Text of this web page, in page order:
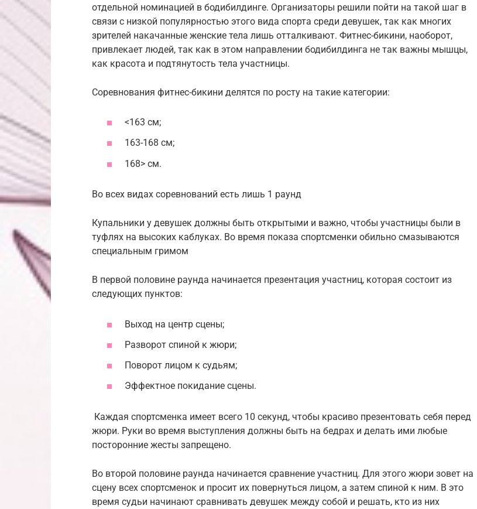
отдельной номинацией в бодибилдинге. Организаторы решили пойти на такой шаг в
связи с низкой популярностью этого вида спорта среди девушек, так как многих
зрителей накачанные женские тела лишь отталкивают. Фитнес-бикини, наоборот,
привлекает людей, так как в этом направлении бодибилдинга не так важны мышцы,
как красота и подтянутость тела участницы.
Соревнования фитнес-бикини делятся по росту на такие категории:
<163 см;
163-168 см;
168> см.
Во всех видах соревнований есть лишь 1 раунд
Купальники у девушек должны быть открытыми и важно, чтобы участницы были в
туфлях на высоких каблуках. Во время показа спортсменки обильно смазываются
специальным гримом
В первой половине раунда начинается презентация участниц, которая состоит из
следующих пунктов:
Выход на центр сцены;
Разворот спиной к жюри;
Поворот лицом к судьям;
Эффектное покидание сцены.
Каждая спортсменка имеет всего 10 секунд, чтобы красиво презентовать себя перед
жюри. Руки во время выступления должны быть на бедрах и делать ими любые
посторонние жесты запрещено.
Во второй половине раунда начинается сравнение участниц. Для этого жюри зовет на
сцену всех спортсменок и просит их повернуться лицом, а затем спиной к ним. В это
время судьи начинают сравнивать девушек между собой и решать, кто из них